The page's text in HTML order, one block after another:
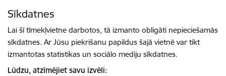
Sīkdatnes
Lai šī tīmekļvietne darbotos, tā izmanto obligāti nepieciešamās
sīkdatnes. Ar Jūsu piekrišanu papildus šajā vietnē var tikt
izmantotas statistikas un sociālo mediju sīkdatnes.
Lūdzu, atzīmējiet savu izvēli: